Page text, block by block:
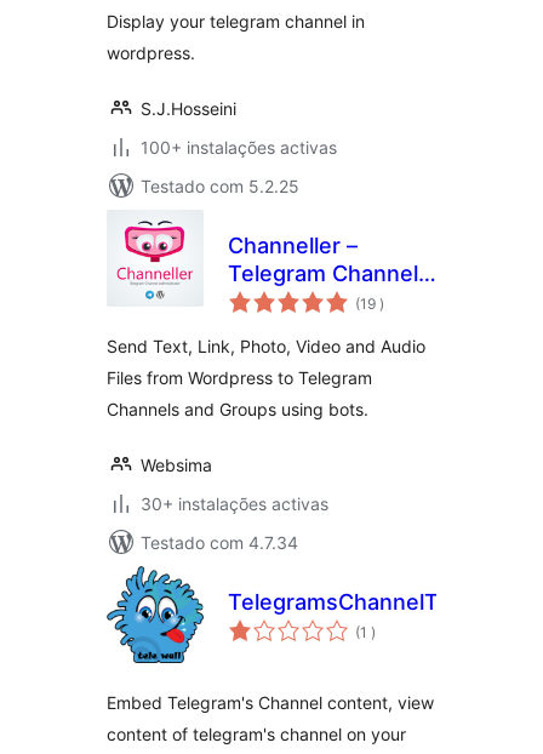
Display your telegram channel in
wordpress.
S.J.Hosseini
100+ instalações activas
Testado com 5.2.25
Channeller –
Telegram Channel
Administrator
(19 classificações
)
Send Text, Link, Photo, Video and Audio
Files from Wordpress to Telegram
Channels and Groups using bots.
Websima
30+ instalações activas
Testado com 4.7.34
TelegramsChannelToWP
(1 classificações
)
Embed Telegram's Channel content, view
content of telegram's channel on your